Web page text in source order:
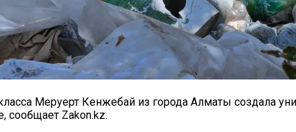
Меруерт Кенжебай из города Алматы создала
сообщает Zakon.kz.